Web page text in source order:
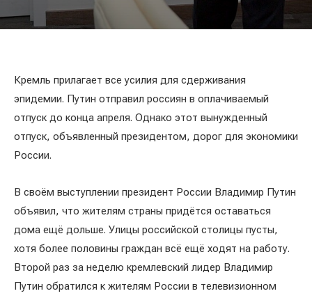
Кремль прилагает все усилия для сдерживания
эпидемии. Путин отправил россиян в оплачиваемый
отпуск до конца апреля. Однако этот вынужденный
отпуск, объявленный президентом, дорог для экономики
России.
В своём выступлении президент России Владимир Путин
объявил, что жителям страны придётся оставаться
дома ещё дольше. Улицы российской столицы пусты,
хотя более половины граждан всё ещё ходят на работу.
Второй раз за неделю кремлевский лидер Владимир
Путин обратился к жителям России в телевизионном